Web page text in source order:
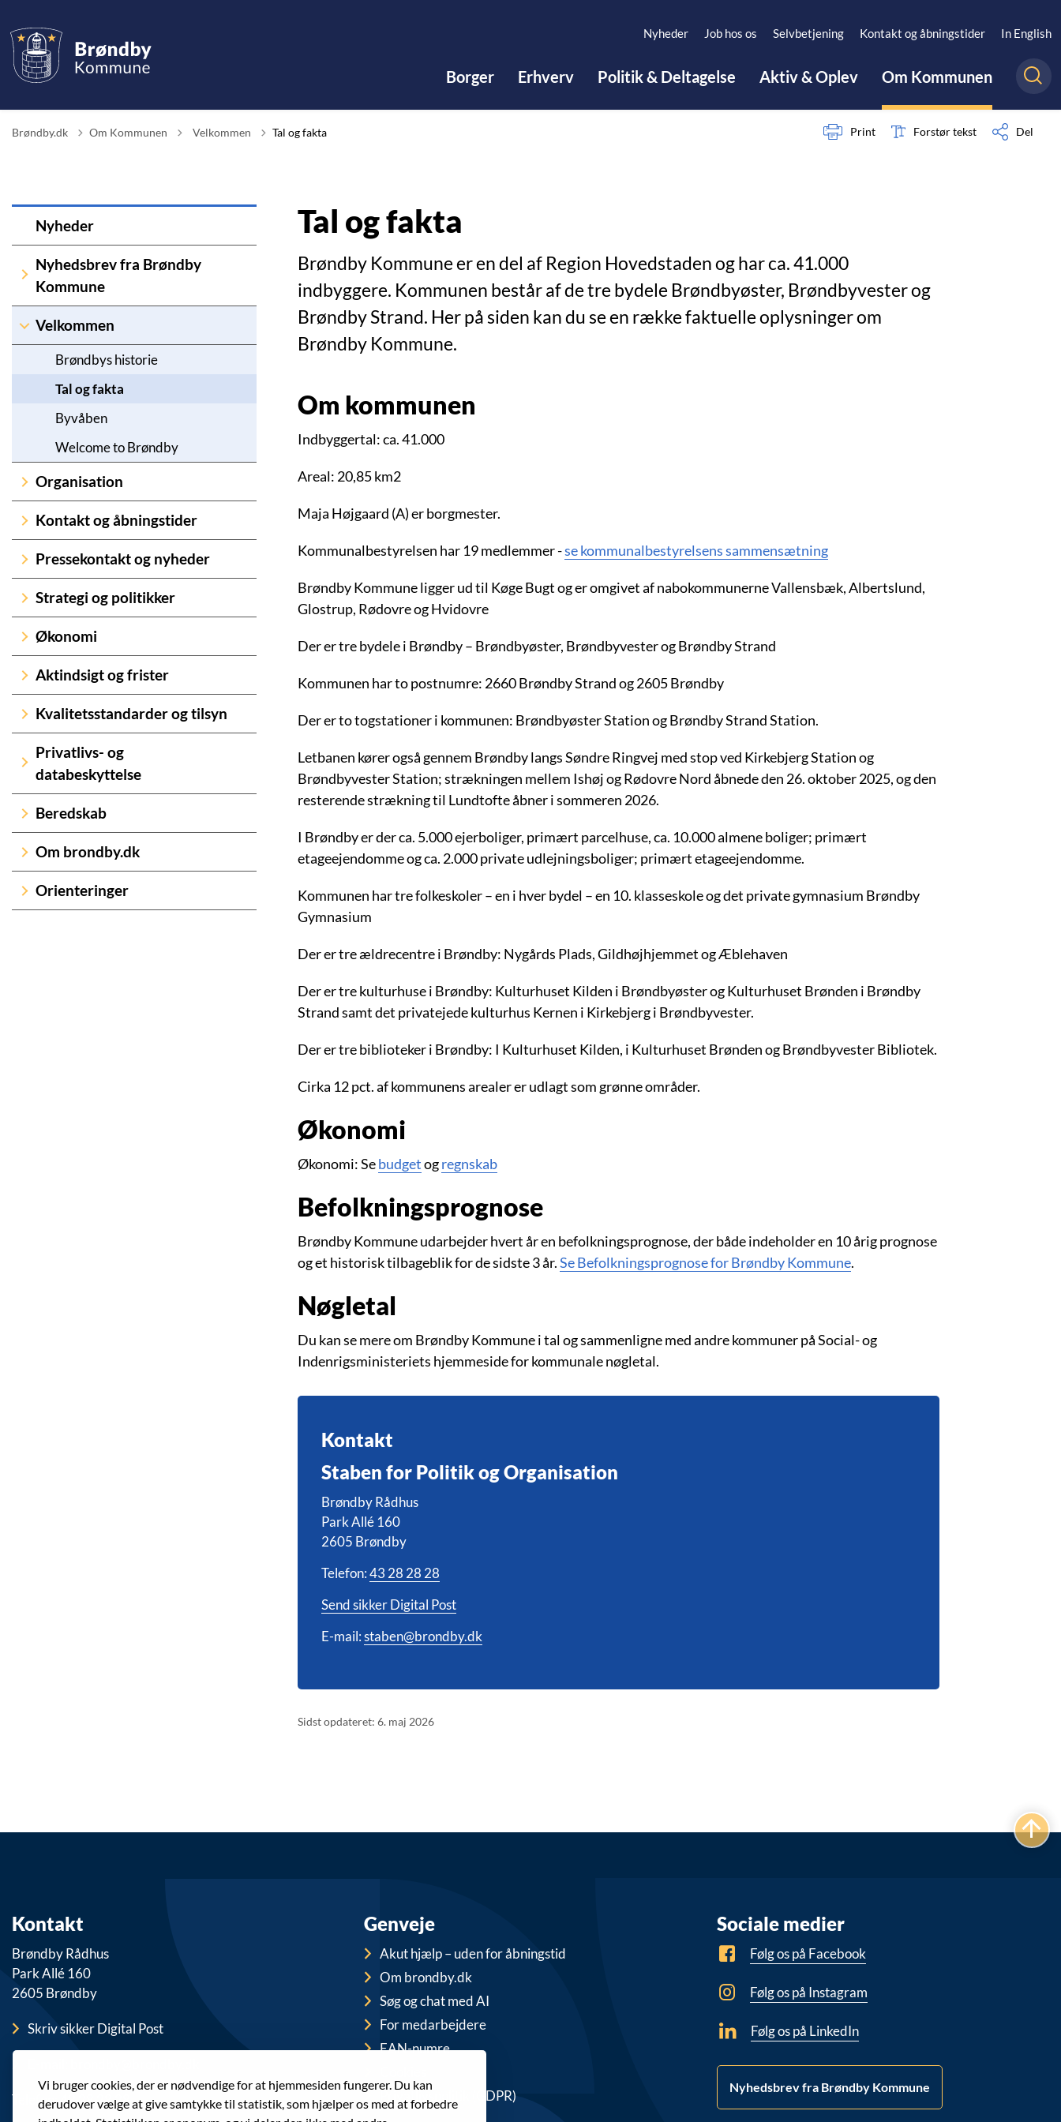
Vi bruger cookies, der er nødvendige for at hjemmesiden fungerer. Du kan
derudover vælge at give samtykke til statistik, som hjælper os med at forbedre
Nyheder Job hos os Selvbetjening Kontakt og åbningstider In English
Borger Erhverv Politik & Deltagelse Aktiv & Oplev Om Kommunen
Brøndby.dk Om Kommunen Tilbage til
Velkommen Tal og fakta Print Forstør tekst Del
Nyheder
Nyhedsbrev fra Brøndby
Kommune
Velkommen
Brøndbys historie
Tal og fakta
Byvåben
Welcome to Brøndby
Organisation
Kontakt og åbningstider
Pressekontakt og nyheder
Strategi og politikker
Økonomi
Aktindsigt og frister
Kvalitetsstandarder og tilsyn
Privatlivs- og
databeskyttelse
Beredskab
Om brondby.dk
Orienteringer
Tal og fakta
Brøndby Kommune er en del af Region Hovedstaden og har ca. 41.000
indbyggere. Kommunen består af de tre bydele Brøndbyøster, Brøndbyvester og
Brøndby Strand. Her på siden kan du se en række faktuelle oplysninger om
Brøndby Kommune.
Om kommunen
Indbyggertal: ca. 41.000
Areal: 20,85 km2
Maja Højgaard (A) er borgmester.
Kommunalbestyrelsen har 19 medlemmer -se kommunalbestyrelsens sammensætning
Brøndby Kommune ligger ud til Køge Bugt og er omgivet af nabokommunerne Vallensbæk, Albertslund,
Glostrup, Rødovre og Hvidovre
Der er tre bydele i Brøndby – Brøndbyøster, Brøndbyvester og Brøndby Strand
Kommunen har to postnumre: 2660 Brøndby Strand og 2605 Brøndby
Der er to togstationer i kommunen: Brøndbyøster Station og Brøndby Strand Station.
Letbanen kører også gennem Brøndby langs Søndre Ringvej med stop ved Kirkebjerg Station og
Brøndbyvester Station; strækningen mellem Ishøj og Rødovre Nord åbnede den 26. oktober 2025, og den
resterende strækning til Lundtofte åbner i sommeren 2026.
I Brøndby er der ca. 5.000 ejerboliger, primært parcelhuse, ca. 10.000 almene boliger; primært
etageejendomme og ca. 2.000 private udlejningsboliger; primært etageejendomme.
Kommunen har tre folkeskoler – en i hver bydel – en 10. klasseskole og det private gymnasium Brøndby
Gymnasium
Der er tre ældrecentre i Brøndby: Nygårds Plads, Gildhøjhjemmet og Æblehaven
Der er tre kulturhuse i Brøndby: Kulturhuset Kilden i Brøndbyøster og Kulturhuset Brønden i Brøndby
Strand samt det privatejede kulturhus Kernen i Kirkebjerg i Brøndbyvester.
Der er tre biblioteker i Brøndby: I Kulturhuset Kilden, i Kulturhuset Brønden og Brøndbyvester Bibliotek.
Cirka 12 pct. af kommunens arealer er udlagt som grønne områder.
Økonomi
Økonomi: Sebudgetogregnskab
Befolkningsprognose
Brøndby Kommune udarbejder hvert år en befolkningsprognose, der både indeholder en 10 årig prognose
og et historisk tilbageblik for de sidste 3 år.Se Befolkningsprognose for Brøndby Kommune.
Nøgletal
Du kan se mere om Brøndby Kommune i tal og sammenligne med andre kommuner på Social- og
Indenrigsministeriets hjemmeside for kommunale nøgletal.
Kontakt
Staben for Politik og Organisation
Brøndby Rådhus
Park Allé 160
2605 Brøndby
Telefon:43 28 28 28
Send sikker Digital Post
E-mail:staben@brondby.dk
Sidst opdateret: 6. maj 2026
Kontakt
Brøndby Rådhus
Park Allé 160
2605 Brøndby
Skriv sikker Digital Post
Telefon: 43 28 28 28
Genveje
Akut hjælp – uden for åbningstid
Om brondby.dk
Søg og chat med AI
For medarbejdere
EAN-numre
Privatlivspolitik (GDPR)
Sociale medier
Følg os på Facebook
Følg os på Instagram
Følg os på LinkedIn
Nyhedsbrev fra Brøndby Kommune